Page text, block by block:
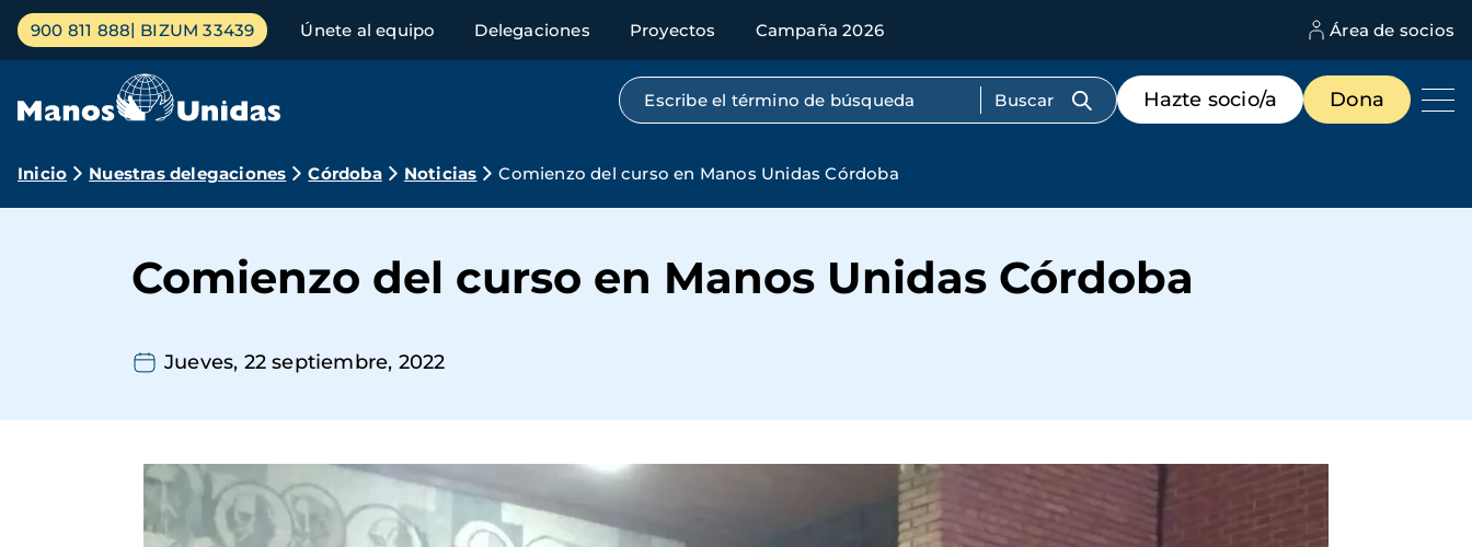
Pasar
contenido
Menú
principal
900 811 888 BIZUM 33439 Únete al equipo Delegaciones Proyectos Campaña 2026 Área de socios
Búsqueda por texto completo
Menú
de
destacados
Hazte socio/a Dona
Ruta
navegación
Inicio Nuestras delegaciones Córdoba Noticias Comienzo del curso en Manos Unidas Córdoba
Comienzo del curso en Manos Unidas Córdoba
Jueves, 22 septiembre, 2022